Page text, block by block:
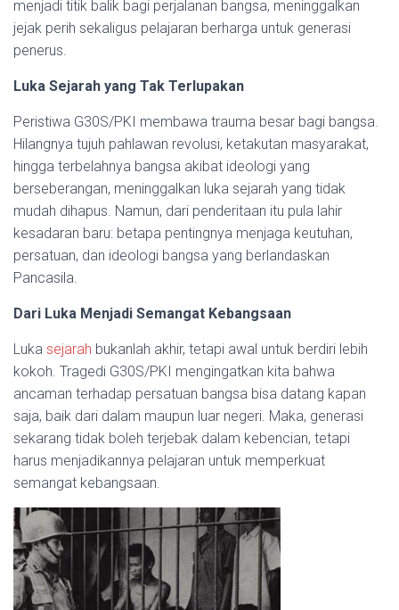
menjadi titik balik bagi perjalanan bangsa, meninggalkan
jejak perih sekaligus pelajaran berharga untuk generasi
penerus.
Luka Sejarah yang Tak Terlupakan
Peristiwa G30S/PKI membawa trauma besar bagi bangsa.
Hilangnya tujuh pahlawan revolusi, ketakutan masyarakat,
hingga terbelahnya bangsa akibat ideologi yang
berseberangan, meninggalkan luka sejarah yang tidak
mudah dihapus. Namun, dari penderitaan itu pula lahir
kesadaran baru: betapa pentingnya menjaga keutuhan,
persatuan, dan ideologi bangsa yang berlandaskan
Pancasila.
Dari Luka Menjadi Semangat Kebangsaan
Luka sejarah bukanlah akhir, tetapi awal untuk berdiri lebih
kokoh. Tragedi G30S/PKI mengingatkan kita bahwa
ancaman terhadap persatuan bangsa bisa datang kapan
saja, baik dari dalam maupun luar negeri. Maka, generasi
sekarang tidak boleh terjebak dalam kebencian, tetapi
harus menjadikannya pelajaran untuk memperkuat
semangat kebangsaan.